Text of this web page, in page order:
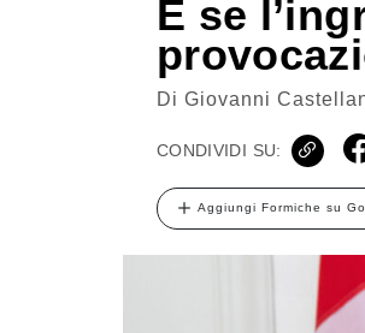
E se
Di Giovanni
CONDIVIDI SU:
Aggiungi Formiche su